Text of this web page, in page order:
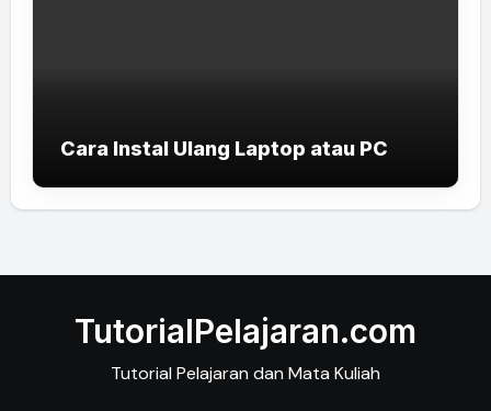
Cara Instal Ulang Laptop atau PC
TutorialPelajaran.com
Tutorial Pelajaran dan Mata Kuliah